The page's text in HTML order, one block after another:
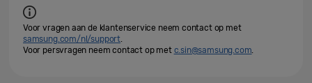
Voor vragen aan de klantenservice neem contact op met
samsung.com/nl/support.
Voor persvragen neem contact op met c.sin@samsung.com.